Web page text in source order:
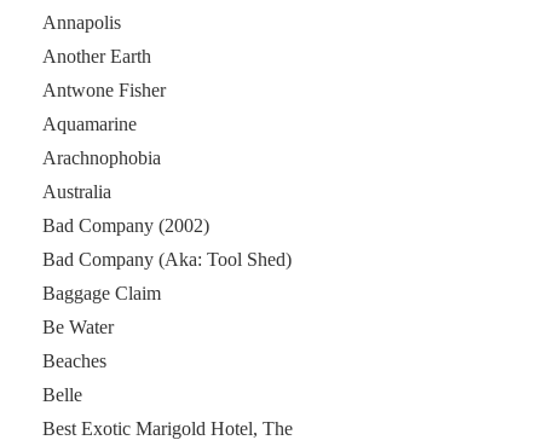
Annapolis
Another Earth
Antwone Fisher
Aquamarine
Arachnophobia
Australia
Bad Company (2002)
Bad Company (Aka: Tool Shed)
Baggage Claim
Be Water
Beaches
Belle
Best Exotic Marigold Hotel, The